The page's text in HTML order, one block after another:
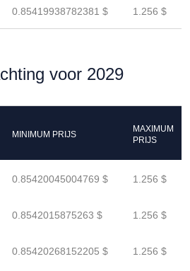
0.85419938782381 $ 1.256 $
voor 2029
MINIMUM PRIJS
MAXIMUM
PRIJS
0.85420045004769 $ 1.256 $
0.8542015875263 $ 1.256 $
0.85420268152205 $ 1.256 $